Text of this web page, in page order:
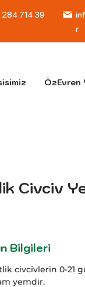
284 714 39
r
ÖzEvren
Civciv
Bilgileri
civcivlerin 0-21
yemdir.